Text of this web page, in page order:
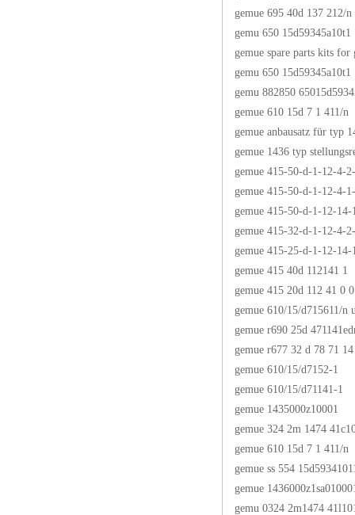
gemue 695 40d 137 212/
gemu 650 15d59345a10t1
gemue spare parts kits for
gemu 650 15d59345a10t1
gemu 882850
gemue 610 15d 7 1 411/n
gemue anbausatz für typ
gemue 1436 typ
gemue 415-50-d-1-12-4-
gemue 415-50-d-1-12-4-
gemue 415-50-d-1-12-14-
gemue 415-32-d-1-12-4-
gemue 415-25-d-1-12-14-
gemue 415 40d 112141 1
gemue 415 20d 112 41 0
gemue 610/15/d715611/n
gemue r690 25d
gemue r677 32 d 78 71
gemue 610/15/d7152-1
gemue 610/15/d71141-1
gemue 1435000z10001
gemue 324 2m 1474
gemue 610 15d 7 1 411/n
gemue ss 554
gemue
gemu 0324 2m1474